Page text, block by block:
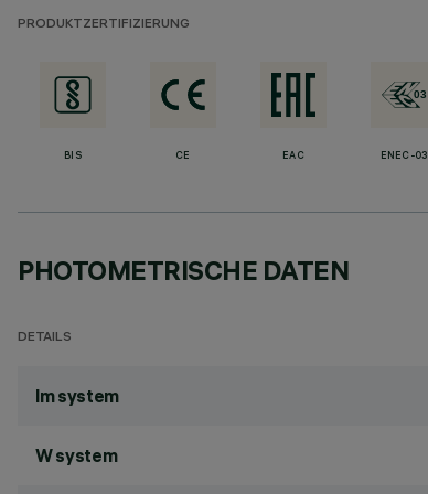
PRODUKTZERTIFIZIERUNG
BIS CE EAC ENEC-03
PHOTOMETRISCHE DATEN
DETAILS
lm system
W system